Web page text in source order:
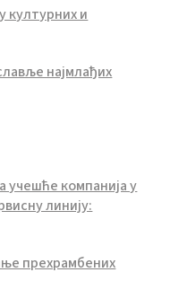
културних и
најмлађих
учешће компанија у
линију:
прехрамбених